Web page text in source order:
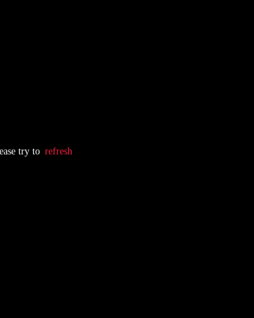
try to refresh